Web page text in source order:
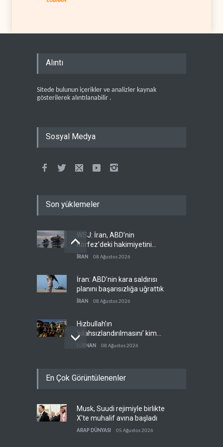
Alıntı
Sitede bulunun içerikler ve analizler kaynak
gösterilerek alıntılanabilir .
Sosyal Medya
Son yüklemeler
WSJ: İran, ABD’nin
Körfez’deki hakimiyetini
sona erdiriyor
İRAN 08 Ağustos 2026
İran: ABD’nin kara saldırısı
planını başarısızlığa uğrattık
İRAN 08 Ağustos 2026
Hizbullah’ın
‘silahsızlandırılmasını’ kim
denetleyecek?
LÜBNAN 08 Ağustos 2026
ganimeti’ yanıtı: Önce savaşı
Pentagon silah şirketlerinin
önünü açıyor
08 Ağustos 2026
En Çok Görüntülenenler
Musk, Suudi rejimiyle birlikte
X'te muhalif avına başladı
ARAP DÜNYASI 05 Ağustos 2026